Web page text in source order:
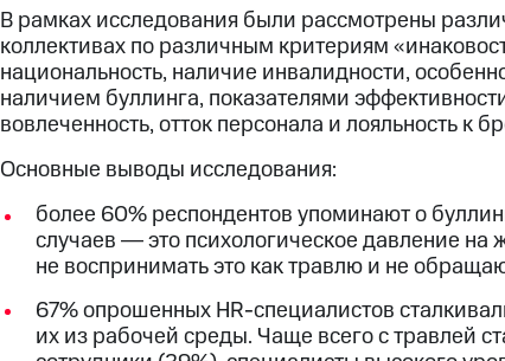
В рамках исследования были рассмотрены
коллективах по различным критериям
национальность, наличие инвалидности,
наличием буллинга, показателями
вовлеченность, отток персонала и лояльность к
Основные выводы исследования:
более 60% респондентов упоминают о
случаев ― это психологическое давление
не воспринимать это как травлю и не
67% опрошенных HR-специалистов
их из рабочей среды. Чаще всего с травлей